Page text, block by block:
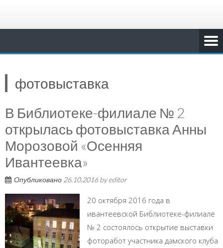
фотовыставка
В Библиотеке-филиале № 2
открылась фотовыставка Анны
Морозовой «Осенняя
Ивантеевка»
Опубликовано 26.10.2016byeditor
20 октября 2016 года в
ивантеевской Библиотеке-филиале
№ 2 состоялось открытие выставки
фоторабот участника дамского клуба